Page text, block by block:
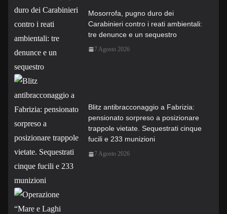
Mosorrofa, pugno duro dei
Carabinieri contro i reati ambientali:
tre denunce e un sequestro
7 Agosto 2026
Blitz antibracconaggio a Fabrizia:
pensionato sorpreso a posizionare
trappole vietate. Sequestrati cinque
fucili e 233 munizioni
7 Agosto 2026